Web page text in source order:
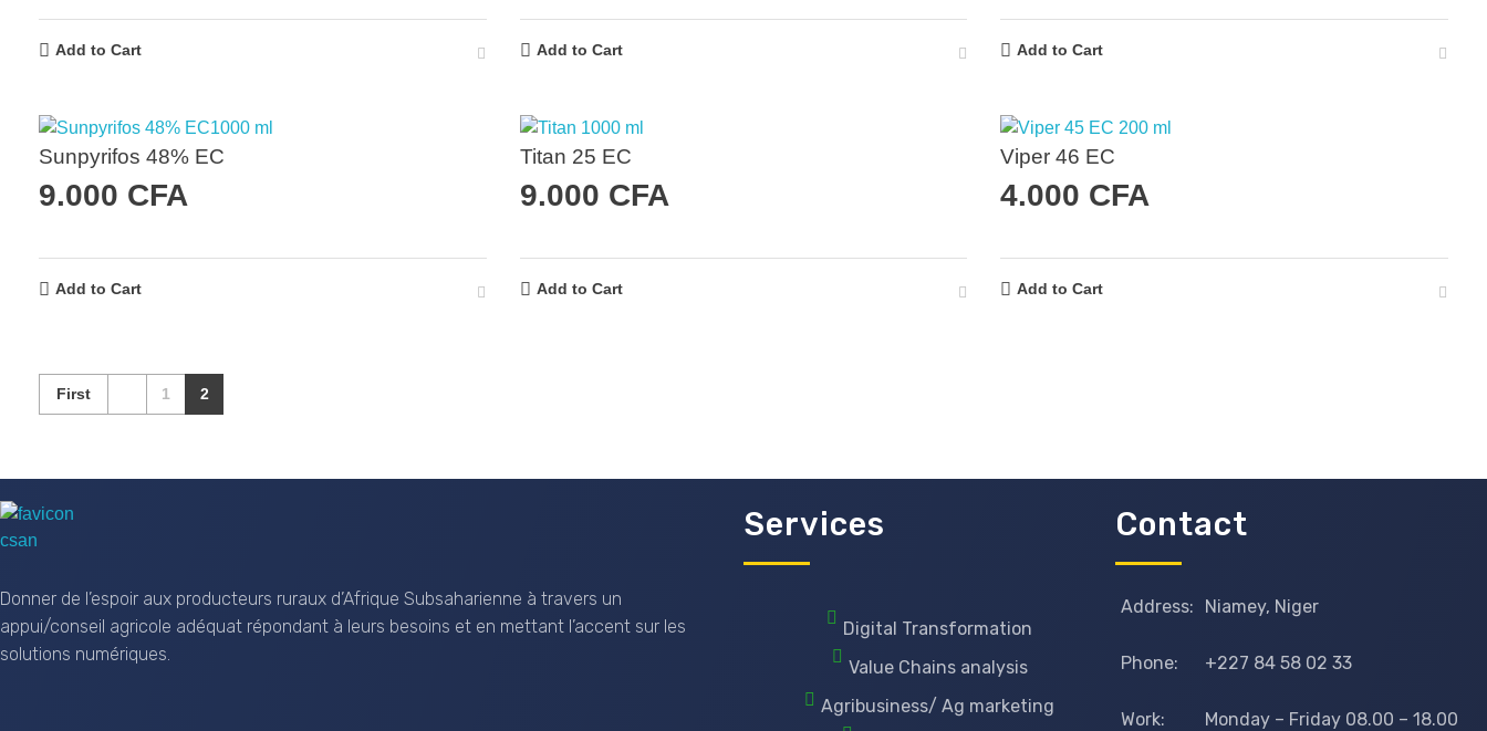
RECHERCHE
Add to Cart Add to Cart Add to Cart
Sunpyrifos 48% EC
9.000 CFA
Add to Cart
Titan 25 EC
9.000 CFA
Add to Cart
Viper 46 EC
4.000 CFA
Add to Cart
First 1 2
Donner de l’espoir aux producteurs ruraux d’Afrique Subsaharienne à travers un
appui/conseil agricole adéquat répondant à leurs besoins et en mettant l’accent sur les
solutions numériques.
Services
Digital Transformation
Value Chains analysis
Agribusiness/ Ag marketing
Contact
Address: Niamey, Niger
Phone: +227 84 58 02 33
Work: Monday – Friday 08.00 – 18.00